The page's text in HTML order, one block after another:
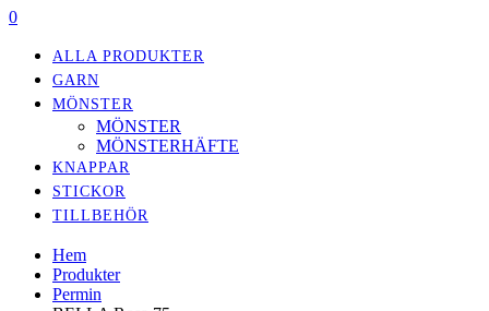
0
ALLA PRODUKTER
GARN
MÖNSTER
MÖNSTER
MÖNSTERHÄFTE
KNAPPAR
STICKOR
TILLBEHÖR
Hem
Produkter
Permin